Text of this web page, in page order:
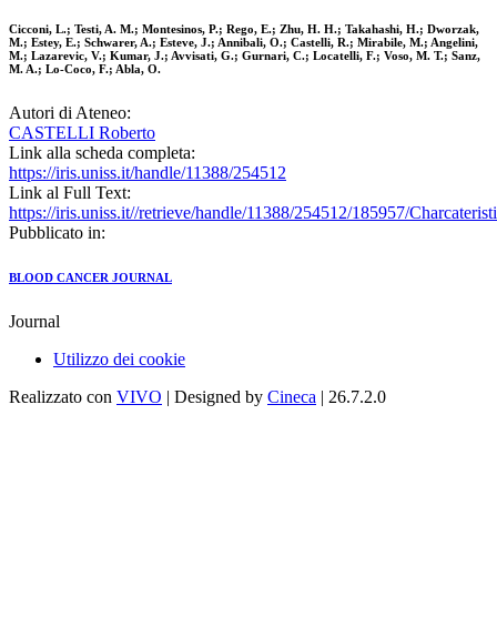
Cicconi, L.; Testi, A. M.; Montesinos, P.; Rego, E.; Zhu, H. H.; Takahashi, H.; Dworzak,
M.; Estey, E.; Schwarer, A.; Esteve, J.; Annibali, O.; Castelli, R.; Mirabile, M.; Angelini,
M.; Lazarevic, V.; Kumar, J.; Avvisati, G.; Gurnari, C.; Locatelli, F.; Voso, M. T.; Sanz,
M. A.; Lo-Coco, F.; Abla, O.
Autori di Ateneo:
CASTELLI Roberto
Link alla scheda completa:
https://iris.uniss.it/handle/11388/254512
Link al Full Text:
https://iris.uniss.it//retrieve/handle/11388/254512/185957/
Pubblicato in:
BLOOD CANCER JOURNAL
Journal
Utilizzo dei cookie
Realizzato con VIVO | Designed by Cineca | 26.7.2.0